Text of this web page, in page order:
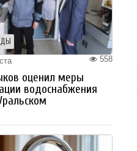
558
оценил меры
водоснабжения